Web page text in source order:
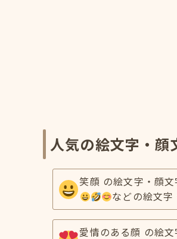
人気の絵文字・顔
笑顔 の絵文字・顔
などの絵文
愛情のある顔 の絵